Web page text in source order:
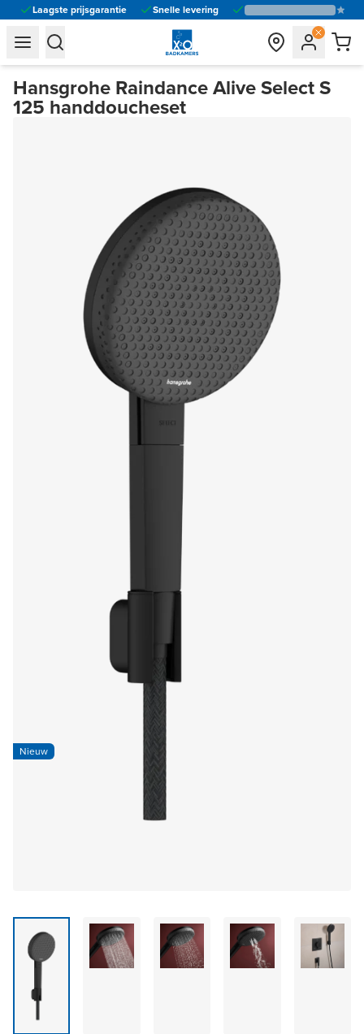
Laagste prijsgarantie Snelle levering
general.navigation.toggle_menu.label
general.navigation.toggle_menu.label
Hansgrohe Raindance Alive Select S
125 handdoucheset
Nieuw